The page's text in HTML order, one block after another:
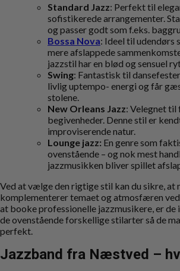
Standard Jazz: Perfekt til
sofistikerede arrangementer.
og passer godt som f.eks.
Bossa Nova: Ideel til udendørs
mere afslappede
jazzstil har en blød og sensuel
Swing: Fantastisk til
livlig uptempo- energi og får
stolene.
New Orleans Jazz: Velegnet
begivenheder. Denne stil er
improviserende natur.
Lounge jazz: En genre som
ovenstående – og nok mest
jazzmusikken bliver spillet
Ved at vælge den rigtige stil kan du sikre, at
komplementerer temaet og atmosfæren
at booke professionelle jazzmusikere, er de
de ovenstående forskellige stilarter så de
perfekt.
Jazzband fra Næstved –